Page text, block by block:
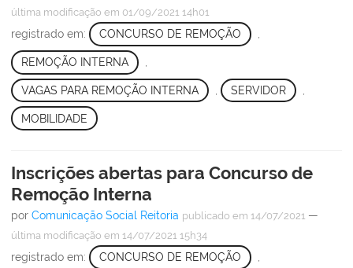
última modificação em 01/09/2021 14h01
registrado em: CONCURSO DE REMOÇÃO ,
REMOÇÃO INTERNA
VAGAS PARA REMOÇÃO INTERNA SERVIDOR
MOBILIDADE
Inscrições abertas para Concurso de
Remoção Interna
por Comunicação Social Reitoria publicado em 14/07/2021 —
última modificação em 14/07/2021 15h34
registrado em: CONCURSO DE REMOÇÃO ,